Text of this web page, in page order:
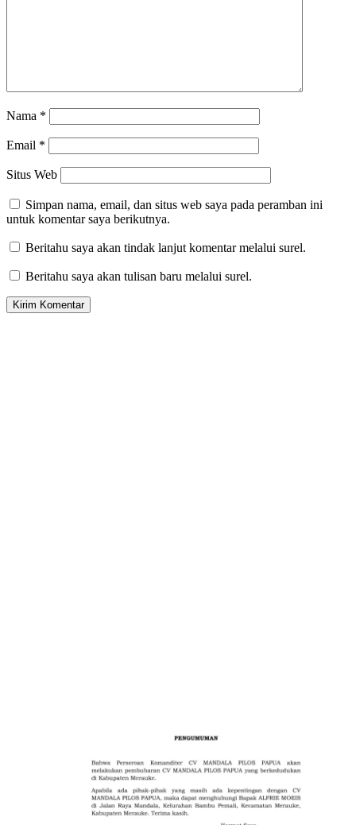
Nama *
Email *
Situs Web
Simpan nama, email, dan situs web saya pada peramban ini
untuk komentar saya berikutnya.
Beritahu saya akan tindak lanjut komentar melalui surel.
Beritahu saya akan tulisan baru melalui surel.